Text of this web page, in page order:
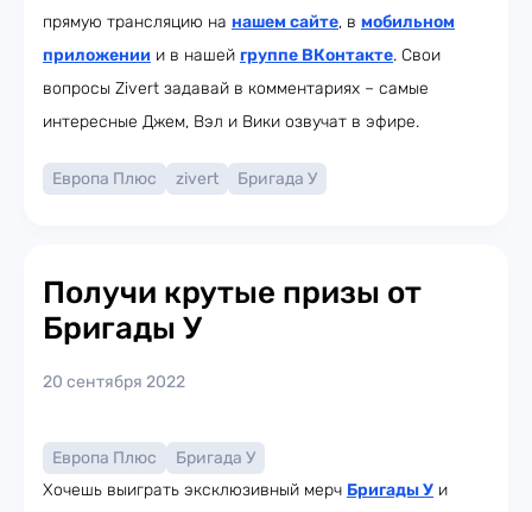
прямую трансляцию на нашем сайте, в мобильном
приложении и в нашей группе ВКонтакте. Свои
вопросы Zivert задавай в комментариях – самые
интересные Джем, Вэл и Вики озвучат в эфире.
Европа Плюс zivert Бригада У
Получи крутые призы от
Бригады У
20 сентября 2022
Европа Плюс
Бригада У
Хочешь выиграть эксклюзивный мерч Бригады У и